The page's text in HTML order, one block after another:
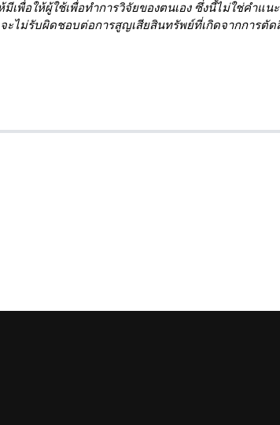
พื่อให้ผู้ใช้เพื่อทำการวิจัยของตนเอง ซึ่งนี้ไม่ใช่คำแน
ะไม่รับผิดชอบต่อการสูญเสียสินทรัพย์ที่เกิดจากการตัด